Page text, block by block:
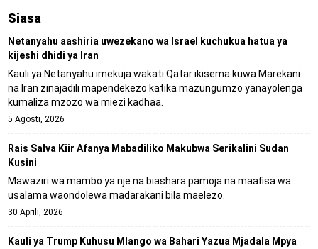
Siasa
Netanyahu aashiria uwezekano wa Israel kuchukua hatua ya
kijeshi dhidi ya Iran
Kauli ya Netanyahu imekuja wakati Qatar ikisema kuwa Marekani
na Iran zinajadili mapendekezo katika mazungumzo yanayolenga
kumaliza mzozo wa miezi kadhaa.
5 Agosti, 2026
Rais Salva Kiir Afanya Mabadiliko Makubwa Serikalini Sudan
Kusini
Mawaziri wa mambo ya nje na biashara pamoja na maafisa wa
usalama waondolewa madarakani bila maelezo.
30 Aprili, 2026
Kauli ya Trump Kuhusu Mlango wa Bahari Yazua Mjadala Mpya